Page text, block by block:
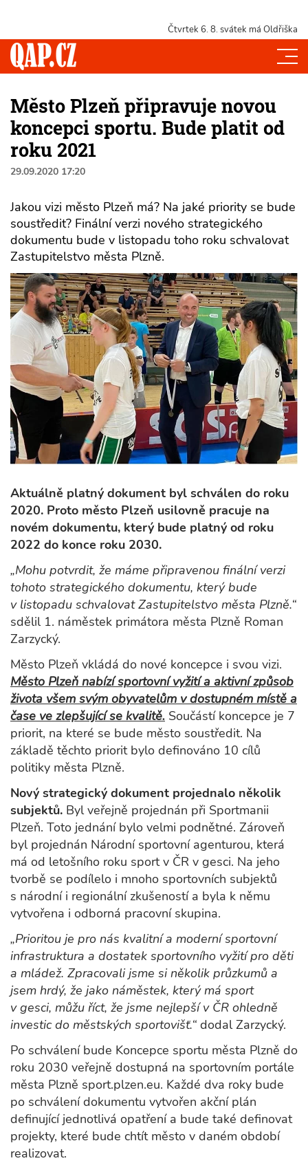
Čtvrtek 6. 8. svátek má Oldřiška
Město Plzeň připravuje novou
koncepci sportu. Bude platit od
roku 2021
29.09.2020 17:20
Jakou vizi město Plzeň má? Na jaké priority se bude
soustředit? Finální verzi nového strategického
dokumentu bude v listopadu toho roku schvalovat
Zastupitelstvo města Plzně.
Aktuálně platný dokument byl schválen do roku
2020. Proto město Plzeň usilovně pracuje na
novém dokumentu, který bude platný od roku
2022 do konce roku 2030.
„Mohu potvrdit, že máme připravenou finální verzi
tohoto strategického dokumentu, který bude
v listopadu schvalovat Zastupitelstvo města Plzně.“
sdělil 1. náměstek primátora města Plzně Roman
Zarzycký.
Město Plzeň vkládá do nové koncepce i svou vizi.
Město Plzeň nabízí sportovní vyžití a aktivní způsob
života všem svým obyvatelům v dostupném místě a
čase ve zlepšující se kvalitě. Součástí koncepce je 7
priorit, na které se bude město soustředit. Na
základě těchto priorit bylo definováno 10 cílů
politiky města Plzně.
Nový strategický dokument projednalo několik
subjektů. Byl veřejně projednán při Sportmanii
Plzeň. Toto jednání bylo velmi podnětné. Zároveň
byl projednán Národní sportovní agenturou, která
má od letošního roku sport v ČR v gesci. Na jeho
tvorbě se podílelo i mnoho sportovních subjektů
s národní i regionální zkušeností a byla k němu
vytvořena i odborná pracovní skupina.
„Prioritou je pro nás kvalitní a moderní sportovní
infrastruktura a dostatek sportovního vyžití pro děti
a mládež. Zpracovali jsme si několik průzkumů a
jsem hrdý, že jako náměstek, který má sport
v gesci, můžu říct, že jsme nejlepší v ČR ohledně
investic do městských sportovišť.“ dodal Zarzycký.
Po schválení bude Koncepce sportu města Plzně do
roku 2030 veřejně dostupná na sportovním portále
města Plzně sport.plzen.eu. Každé dva roky bude
po schválení dokumentu vytvořen akční plán
definující jednotlivá opatření a bude také definovat
projekty, které bude chtít město v daném období
realizovat.